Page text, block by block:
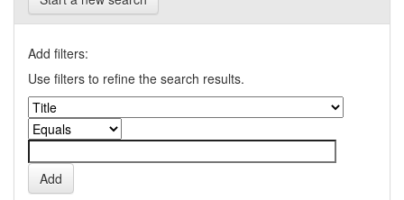
Add filters:
Use filters to refine the search results.